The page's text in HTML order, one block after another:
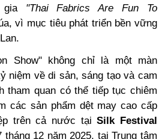
gia "Thai Fabrics Are Fun To
vì mục tiêu phát triển bền vững
Show" không chỉ là một màn
niệm về di sản, sáng tạo và cam
tham quan có thể tiếp tục chiêm
các sản phẩm dệt may cao cấp
trên cả nước tạiSilk Festival
tháng 12 năm 2025, tại Trung tâm